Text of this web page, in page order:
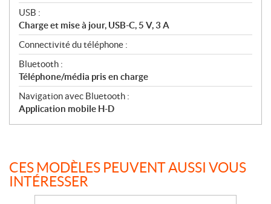
USB :
Charge et mise à jour, USB-C, 5 V, 3 A
Connectivité du téléphone :
Bluetooth :
Téléphone/média pris en charge
Navigation avec Bluetooth :
Application mobile H-D
CES MODÈLES PEUVENT AUSSI VOUS
INTÉRESSER